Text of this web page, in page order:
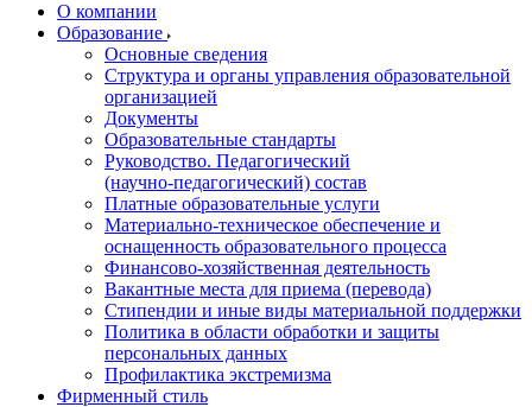
О компании
Образование
Основные сведения
Структура и органы управления образовательной
организацией
Документы
Образовательные стандарты
Руководство. Педагогический
(научно‑педагогический) состав
Платные образовательные услуги
Материально-техническое обеспечение и
оснащенность образовательного процесса
Финансово-хозяйственная деятельность
Вакантные места для приема (перевода)
Стипендии и иные виды материальной поддержки
Политика в области обработки и защиты
персональных данных
Профилактика экстремизма
Фирменный стиль